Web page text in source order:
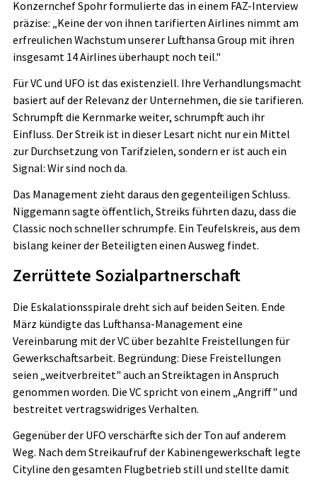
Konzernchef Spohr formulierte das in einem FAZ-Interview
präzise: „Keine der von ihnen tarifierten Airlines nimmt am
erfreulichen Wachstum unserer Lufthansa Group mit ihren
insgesamt 14 Airlines überhaupt noch teil."
Für VC und UFO ist das existenziell. Ihre Verhandlungsmacht
basiert auf der Relevanz der Unternehmen, die sie tarifieren.
Schrumpft die Kernmarke weiter, schrumpft auch ihr
Einfluss. Der Streik ist in dieser Lesart nicht nur ein Mittel
zur Durchsetzung von Tarifzielen, sondern er ist auch ein
Signal: Wir sind noch da.
Das Management zieht daraus den gegenteiligen Schluss.
Niggemann sagte öffentlich, Streiks führten dazu, dass die
Classic noch schneller schrumpfe. Ein Teufelskreis, aus dem
bislang keiner der Beteiligten einen Ausweg findet.
Zerrüttete Sozialpartnerschaft
Die Eskalationsspirale dreht sich auf beiden Seiten. Ende
März kündigte das Lufthansa-Management eine
Vereinbarung mit der VC über bezahlte Freistellungen für
Gewerkschaftsarbeit. Begründung: Diese Freistellungen
seien „weitverbreitet" auch an Streiktagen in Anspruch
genommen worden. Die VC spricht von einem „Angriff" und
bestreitet vertragswidriges Verhalten.
Gegenüber der UFO verschärfte sich der Ton auf anderem
Weg. Nach dem Streikaufruf der Kabinengewerkschaft legte
Cityline den gesamten Flugbetrieb still und stellte damit